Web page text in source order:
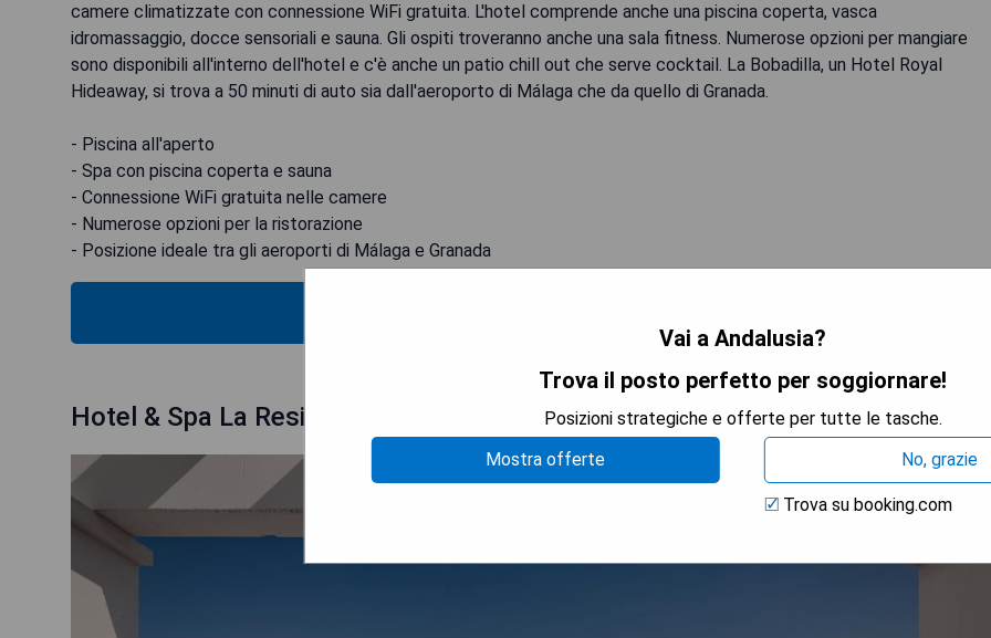
camere climatizzate con connessione WiFi gratuita. L'hotel comprende anche una piscina coperta, vasca
idromassaggio, docce sensoriali e sauna. Gli ospiti troveranno anche una sala fitness. Numerose opzioni per mangiare
sono disponibili all'interno dell'hotel e c'è anche un patio chill out che serve cocktail. La Bobadilla, un Hotel Royal
Hideaway, si trova a 50 minuti di auto sia dall'aeroporto di Málaga che da quello di Granada.
- Piscina all'aperto
- Spa con piscina coperta e sauna
- Connessione WiFi gratuita nelle camere
- Numerose opzioni per la ristorazione
- Posizione ideale tra gli aeroporti di Málaga e Granada
Hotel & Spa La Residencia Puerto (Tarifa)
Vai a Andalusia?
Trova il posto perfetto per soggiornare!
Posizioni strategiche e offerte per tutte le tasche.
Mostra offerte
No, grazie
Trova su booking.com